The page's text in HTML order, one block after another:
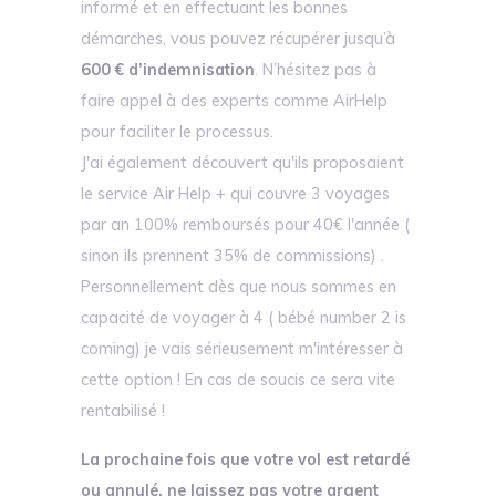
informé et en effectuant les bonnes
démarches, vous pouvez récupérer jusqu’à
600 € d’indemnisation. N’hésitez pas à
faire appel à des experts comme AirHelp
pour faciliter le processus.
J'ai également découvert qu'ils proposaient
le service Air Help + qui couvre 3 voyages
par an 100% remboursés pour 40€ l'année (
sinon ils prennent 35% de commissions) .
Personnellement dès que nous sommes en
capacité de voyager à 4 ( bébé number 2 is
coming) je vais sérieusement m'intéresser à
cette option ! En cas de soucis ce sera vite
rentabilisé !
La prochaine fois que votre vol est retardé
ou annulé, ne laissez pas votre argent